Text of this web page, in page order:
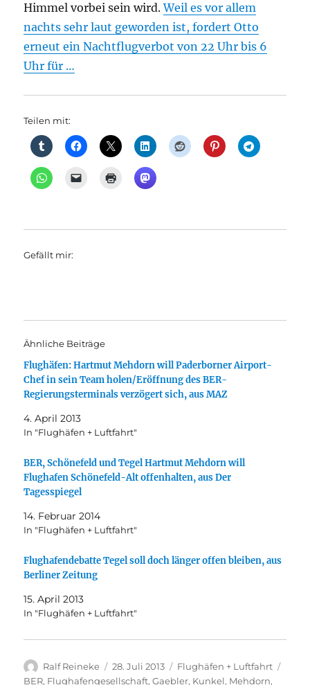
Himmel vorbei sein wird.Weil es vor allem
nachts sehr laut geworden ist, fordert Otto
erneut ein Nachtflugverbot von 22 Uhr bis 6
Uhr für …
Teilen mit:
Gefällt mir:
Ähnliche Beiträge
Flughäfen: Hartmut Mehdorn will Paderborner Airport-
Chef in sein Team holen/Eröffnung des BER-
Regierungsterminals verzögert sich, aus MAZ
4. April 2013
In "Flughäfen + Luftfahrt"
BER, Schönefeld und Tegel Hartmut Mehdorn will
Flughafen Schönefeld-Alt offenhalten, aus Der
Tagesspiegel
14. Februar 2014
In "Flughäfen + Luftfahrt"
Flughafendebatte Tegel soll doch länger offen bleiben, aus
Berliner Zeitung
15. April 2013
In "Flughäfen + Luftfahrt"
Autor
Ralf Reineke
Veröffentlicht
am
28. Juli 2013 Kategorien
Flughäfen + Luftfahrt
BER, Flughafengesellschaft,Gaebler, Kunkel, Mehdorn,